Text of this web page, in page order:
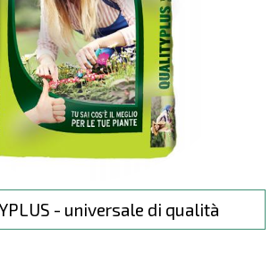
- universale di qualità